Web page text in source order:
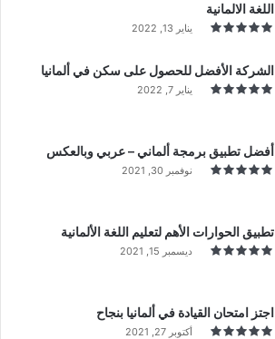
اللغة الالمانية
يناير 13, 2022
الشركة الأفضل للحصول على سكن في ألمانيا
يناير 7, 2022
أفضل تطبيق برمجة ألماني – عربي وبالعكس
نوفمبر 30, 2021
تطبيق الحوارات الأهم لتعليم اللغة الألمانية
ديسمبر 15, 2021
اجتز امتحان القيادة في ألمانيا بنجاح
أكتوبر 27, 2021